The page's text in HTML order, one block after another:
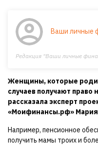
Ваши личные
Редакция "Ваши личные
Женщины, которые
случаев получают
рассказала эксперт
«Моифинансы.рф»
Например, пенсионное
получить мамы троих и